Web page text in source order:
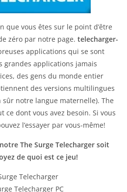
que vous êtes sur le point d’être
zéro par notre page. telecharger-
applications qui se sont
grandes applications jamais
des gens du monde entier
des versions multilingues
notre langue maternelle). The
ce dont vous avez besoin. Si vous
l’essayer par vous-même!
The Surge Telecharger soit
de quoi est ce jeu!